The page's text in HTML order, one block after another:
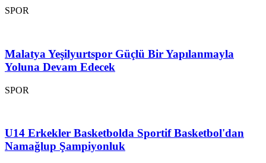
SPOR
Malatya Yeşilyurtspor Güçlü Bir Yapılanmayla
Yoluna Devam Edecek
SPOR
U14 Erkekler Basketbolda Sportif Basketbol'dan
Namağlup Şampiyonluk